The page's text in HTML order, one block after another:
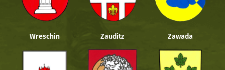
Wreschin Zauditz Zawada